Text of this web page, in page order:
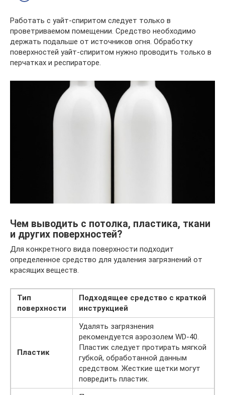
Работать с уайт-спиритом следует только в
проветриваемом помещении. Средство необходимо
держать подальше от источников огня. Обработку
поверхностей уайт-спиритом нужно проводить только в
перчатках и респираторе.
Чем выводить с потолка, пластика, ткани
и других поверхностей?
Для конкретного вида поверхности подходит
определенное средство для удаления загрязнений от
красящих веществ.
Тип
поверхности
Подходящее средство с краткой
инструкцией
Пластик
Удалять загрязнения
рекомендуется аэрозолем WD-40.
Пластик следует протирать мягкой
губкой, обработанной данным
средством. Жесткие щетки могут
повредить пластик.